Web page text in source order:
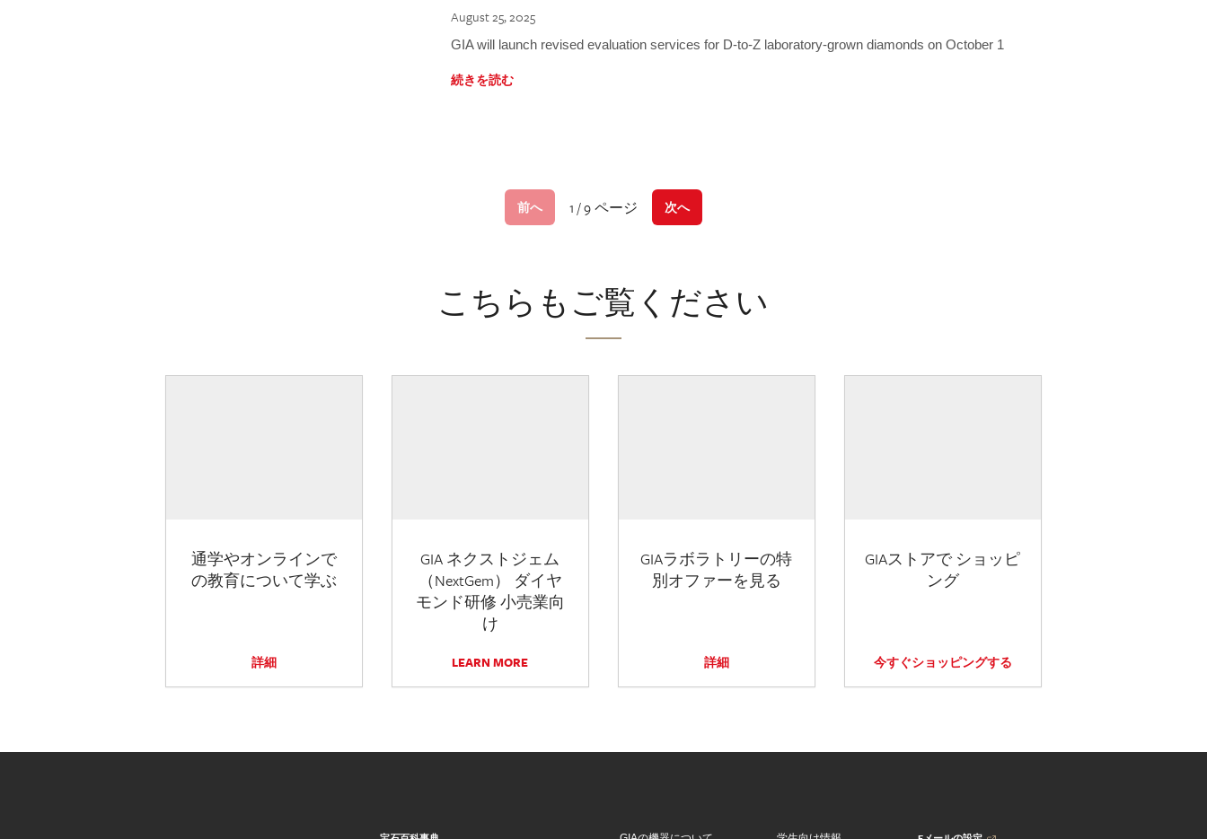
August 25, 2025
GIA will launch revised evaluation services for D-to-Z laboratory-grown diamonds on October 1
続きを読む
前へ 1 / 9 ページ 次へ
こちらもご覧ください
通学やオンラインで
の教育について学ぶ
詳細
GIA ネクストジェム
（NextGem） ダイヤ
モンド研修 小売業向
け
LEARN MORE
GIAラボラトリーの特
別オファーを見る
詳細
GIAストアで ショッピ
ング
今すぐショッピングする